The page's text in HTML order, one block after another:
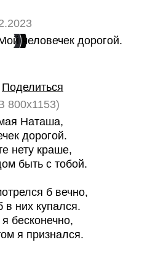
Поделиться
800x1153)
Наташа,
дорогой.
нету краше,
быть с тобой.
б вечно,
в них купался.
бесконечно,
я признался.